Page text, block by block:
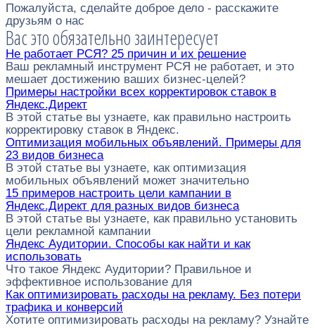
Пожалуйста, сделайте доброе дело - расскажите
друзьям о нас
Вас это обязательно заинтересует
Не работает РСЯ? 25 причин и их решение
Ваш рекламный инструмент РСЯ не работает, и это
мешает достижению ваших бизнес-целей?
Примеры настройки всех корректировок ставок в
Яндекс.Директ
В этой статье вы узнаете, как правильно настроить
корректировку ставок в Яндекс.
Оптимизация мобильных объявлений. Примеры для
23 видов бизнеса
В этой статье вы узнаете, как оптимизация
мобильных объявлений может значительно
15 примеров настроить цели кампании в
Яндекс.Директ для разных видов бизнеса
В этой статье вы узнаете, как правильно установить
цели рекламной кампании
Яндекс Аудитории. Способы как найти и как
использовать
Что такое Яндекс Аудитории? Правильное и
эффективное использование для
Как оптимизировать расходы на рекламу. Без потери
трафика и конверсий
Хотите оптимизировать расходы на рекламу? Узнайте